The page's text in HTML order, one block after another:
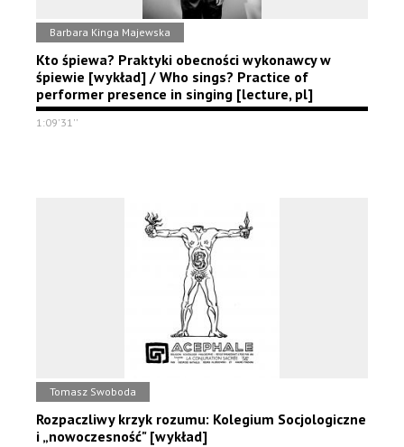
Barbara Kinga Majewska
Kto śpiewa? Praktyki obecności wykonawcy w
śpiewie [wykład] / Who sings? Practice of
performer presence in singing [lecture, pl]
1:09'31''
Tomasz Swoboda
Rozpaczliwy krzyk rozumu: Kolegium Socjologiczne
i „nowoczesność" [wykład]